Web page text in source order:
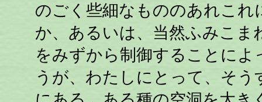
のごく些細なもののあれこ
か、あるいは、当然ふみこま
をみずから制御することに
うが、わたしにとって、そ